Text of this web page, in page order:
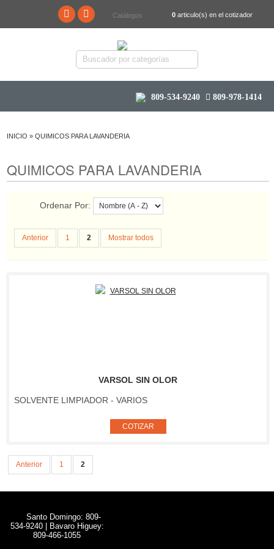
Catálogos 0 articulo(s) en el cotizador
809-534-9240 809-978-1414
INICIO » QUIMICOS PARA LAVANDERIA
QUIMICOS PARA LAVANDERIA
Ordenar Por:
Anterior 1 2 Mostrar todos
VARSOL SIN OLOR
SOLVENTE LIMPIADOR - VARIOS
Anterior 1 2
Santo Domingo: 809-
534-9240 | Bavaro Higuey:
809-466-1055